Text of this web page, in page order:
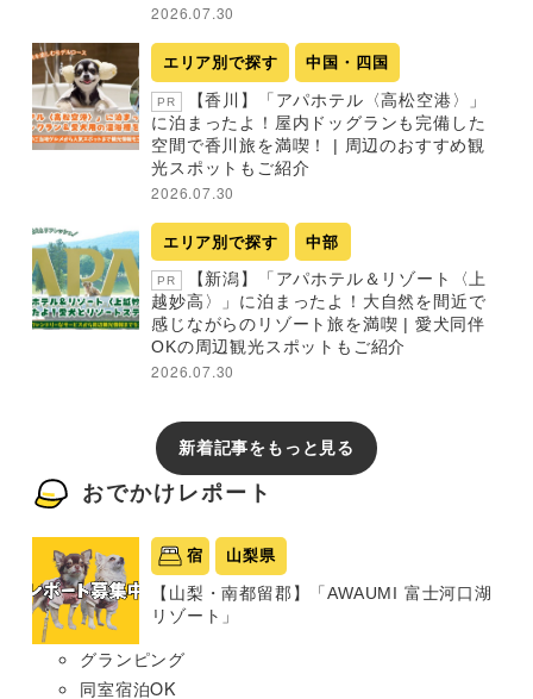
2026.07.30
エリア別で探す 中国・四国
PR
【香川】「アパホテル〈高松空港〉」
に泊まったよ！屋内ドッグランも完備した
空間で香川旅を満喫！ | 周辺のおすすめ観
光スポットもご紹介
2026.07.30
エリア別で探す 中部
PR
【新潟】「アパホテル＆リゾート〈上
越妙高〉」に泊まったよ！大自然を間近で
感じながらのリゾート旅を満喫 | 愛犬同伴
OKの周辺観光スポットもご紹介
2026.07.30
新着記事をもっと見る
おでかけレポート
宿 山梨県
【山梨・南都留郡】「AWAUMI 富士河口湖
リゾート」
グランピング
同室宿泊OK